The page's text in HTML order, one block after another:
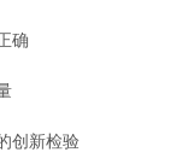
确
创新检验